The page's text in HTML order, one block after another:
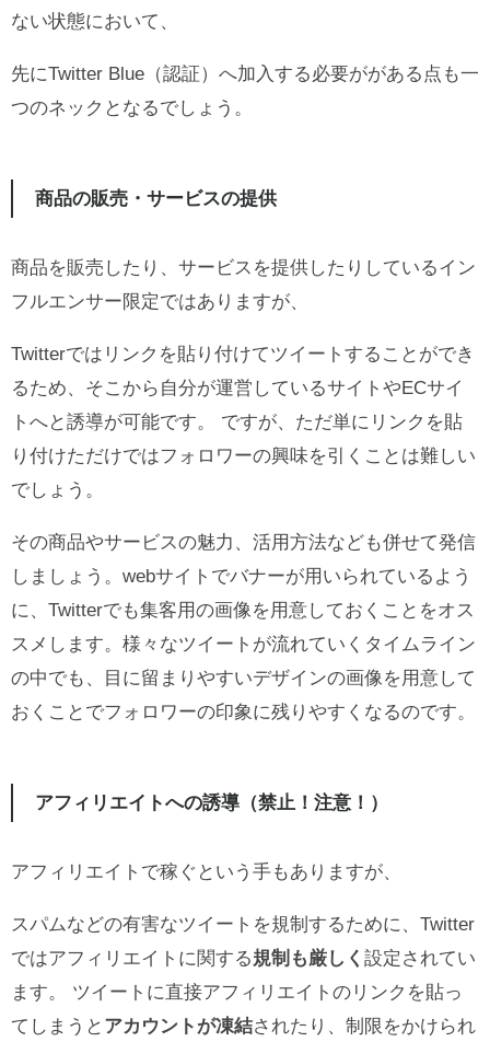
ない状態において、
先にTwitter Blue（認証）へ加入する必要ががある点も一
つのネックとなるでしょう。
商品の販売・サービスの提供
商品を販売したり、サービスを提供したりしているイン
フルエンサー限定ではありますが、
Twitterではリンクを貼り付けてツイートすることができ
るため、そこから自分が運営しているサイトやECサイ
トへと誘導が可能です。 ですが、ただ単にリンクを貼
り付けただけではフォロワーの興味を引くことは難しい
でしょう。
その商品やサービスの魅力、活用方法なども併せて発信
しましょう。webサイトでバナーが用いられているよう
に、Twitterでも集客用の画像を用意しておくことをオス
スメします。様々なツイートが流れていくタイムライン
の中でも、目に留まりやすいデザインの画像を用意して
おくことでフォロワーの印象に残りやすくなるのです。
アフィリエイトへの誘導（禁止！注意！）
アフィリエイトで稼ぐという手もありますが、
スパムなどの有害なツイートを規制するために、Twitter
ではアフィリエイトに関する規制も厳しく 設定されてい
ます。 ツイートに直接アフィリエイトのリンクを貼っ
てしまうと アカウントが凍結されたり、制限をかけられ